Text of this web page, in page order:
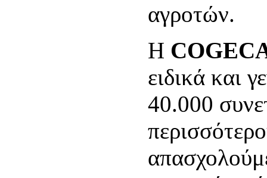
αγροτών.
Η
ειδικά και
40.000